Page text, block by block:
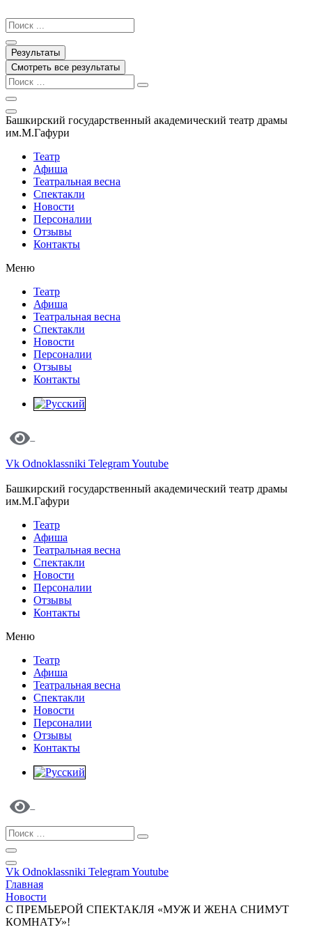
к
содержимому
Search
...
Результаты
Смотреть все результаты
Башкирский государственный академический театр драмы
им.М.Гафури
Театр
Афиша
Театральная весна
Спектакли
Новости
Персоналии
Отзывы
Контакты
Меню
Театр
Афиша
Театральная весна
Спектакли
Новости
Персоналии
Отзывы
Контакты
Vk Odnoklassniki TelegramYoutube
Башкирский государственный академический театр драмы
им.М.Гафури
Театр
Афиша
Театральная весна
Спектакли
Новости
Персоналии
Отзывы
Контакты
Меню
Театр
Афиша
Театральная весна
Спектакли
Новости
Персоналии
Отзывы
Контакты
Vk Odnoklassniki TelegramYoutube
Главная
Новости
С ПРЕМЬЕРОЙ СПЕКТАКЛЯ «МУЖ И ЖЕНА СНИМУТ
КОМНАТУ»!